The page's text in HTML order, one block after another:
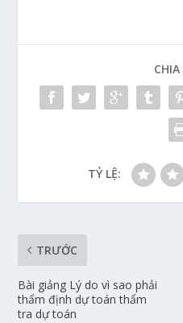
CHIA
TỶ LỆ:
TRƯỚC
Bài giảng Lý do vì sao phải
thẩm định dự toán thẩm
tra dự toán